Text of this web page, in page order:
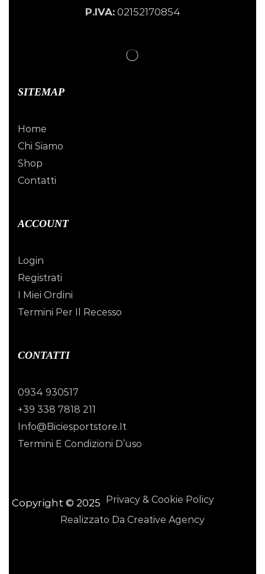
P.IVA:02152170854
SITEMAP
Home
Chi Siamo
Shop
Contatti
ACCOUNT
Login
Registrati
I Miei Ordini
Termini Per Il Recesso
CONTATTI
0934 930517
+39 338 7818 211
Info@biciesportstore.it
Termini E Condizioni D’uso
Copyright © 2025 Privacy & Cookie Policy
Realizzato Da Creative Agency